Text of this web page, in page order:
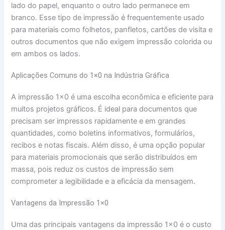
lado do papel, enquanto o outro lado permanece em
branco. Esse tipo de impressão é frequentemente usado
para materiais como folhetos, panfletos, cartões de visita e
outros documentos que não exigem impressão colorida ou
em ambos os lados.
Aplicações Comuns do 1×0 na Indústria Gráfica
A impressão 1×0 é uma escolha econômica e eficiente para
muitos projetos gráficos. É ideal para documentos que
precisam ser impressos rapidamente e em grandes
quantidades, como boletins informativos, formulários,
recibos e notas fiscais. Além disso, é uma opção popular
para materiais promocionais que serão distribuídos em
massa, pois reduz os custos de impressão sem
comprometer a legibilidade e a eficácia da mensagem.
Vantagens da Impressão 1×0
Uma das principais vantagens da impressão 1×0 é o custo